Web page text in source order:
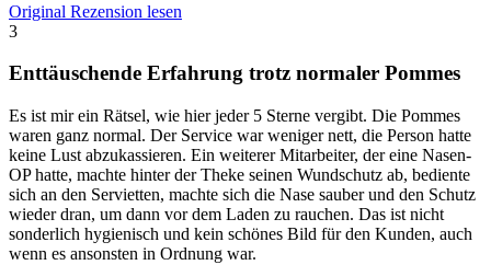
Original Rezension lesen
3
Enttäuschende Erfahrung trotz normaler Pommes
Es ist mir ein Rätsel, wie hier jeder 5 Sterne vergibt. Die Pommes
waren ganz normal. Der Service war weniger nett, die Person hatte
keine Lust abzukassieren. Ein weiterer Mitarbeiter, der eine Nasen-
OP hatte, machte hinter der Theke seinen Wundschutz ab, bediente
sich an den Servietten, machte sich die Nase sauber und den Schutz
wieder dran, um dann vor dem Laden zu rauchen. Das ist nicht
sonderlich hygienisch und kein schönes Bild für den Kunden, auch
wenn es ansonsten in Ordnung war.